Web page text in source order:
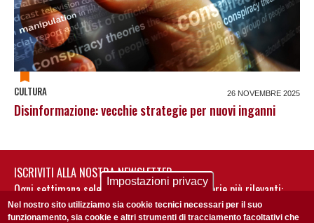
CULTURA 26 NOVEMBRE 2025
Disinformazione: vecchie strategie per nuovi inganni
ISCRIVITI ALLA NOSTRA NEWSLETTER
Ogni settimana selezioniamo per te nostre storie più rilevanti:
non perderti gli aggiornamenti della nostra newsletter
Impostazioni privacy
Nel nostro sito utilizziamo sia cookie tecnici necessari per il suo
funzionamento, sia cookie e altri strumenti di tracciamento facoltativi che